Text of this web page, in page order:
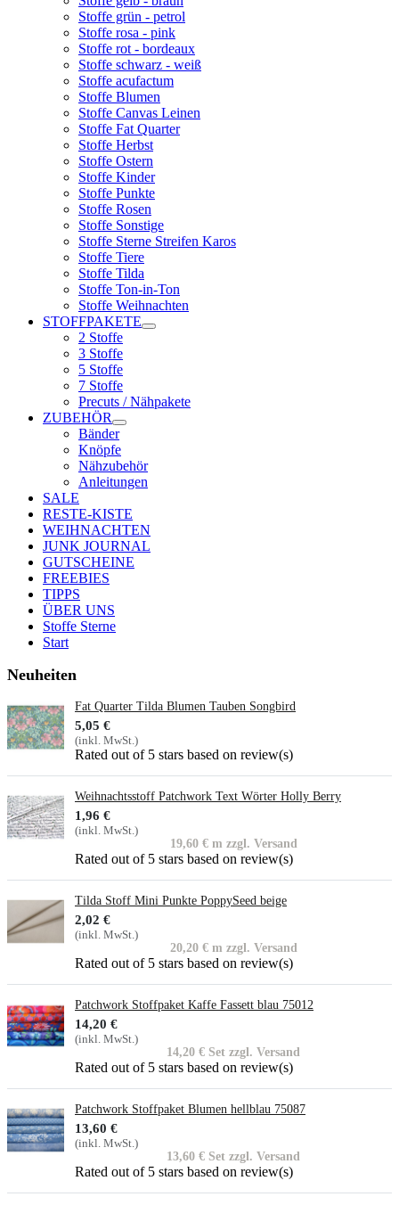
Stoffe grün - petrol
Stoffe rosa - pink
Stoffe rot - bordeaux
Stoffe schwarz - weiß
Stoffe acufactum
Stoffe Blumen
Stoffe Canvas Leinen
Stoffe Fat Quarter
Stoffe Herbst
Stoffe Ostern
Stoffe Kinder
Stoffe Punkte
Stoffe Rosen
Stoffe Sonstige
Stoffe Sterne Streifen Karos
Stoffe Tiere
Stoffe Tilda
Stoffe Ton-in-Ton
Stoffe Weihnachten
STOFFPAKETE
2 Stoffe
3 Stoffe
5 Stoffe
7 Stoffe
Precuts / Nähpakete
ZUBEHÖR
Bänder
Knöpfe
Nähzubehör
Anleitungen
SALE
RESTE-KISTE
WEIHNACHTEN
JUNK JOURNAL
GUTSCHEINE
FREEBIES
TIPPS
ÜBER UNS
Stoffe Sterne
Start
Neuheiten
Fat Quarter Tilda Blumen Tauben Songbird
5,05 €
(inkl. MwSt.)
Rated out of 5 stars based on review(s)
Weihnachtsstoff Patchwork Text Wörter Holly Berry
1,96 €
(inkl. MwSt.)
19,60 € m zzgl. Versand
Rated out of 5 stars based on review(s)
Tilda Stoff Mini Punkte PoppySeed beige
2,02 €
(inkl. MwSt.)
20,20 € m zzgl. Versand
Rated out of 5 stars based on review(s)
Patchwork Stoffpaket Kaffe Fassett blau 75012
14,20 €
(inkl. MwSt.)
14,20 € Set zzgl. Versand
Rated out of 5 stars based on review(s)
Patchwork Stoffpaket Blumen hellblau 75087
13,60 €
(inkl. MwSt.)
13,60 € Set zzgl. Versand
Rated out of 5 stars based on review(s)